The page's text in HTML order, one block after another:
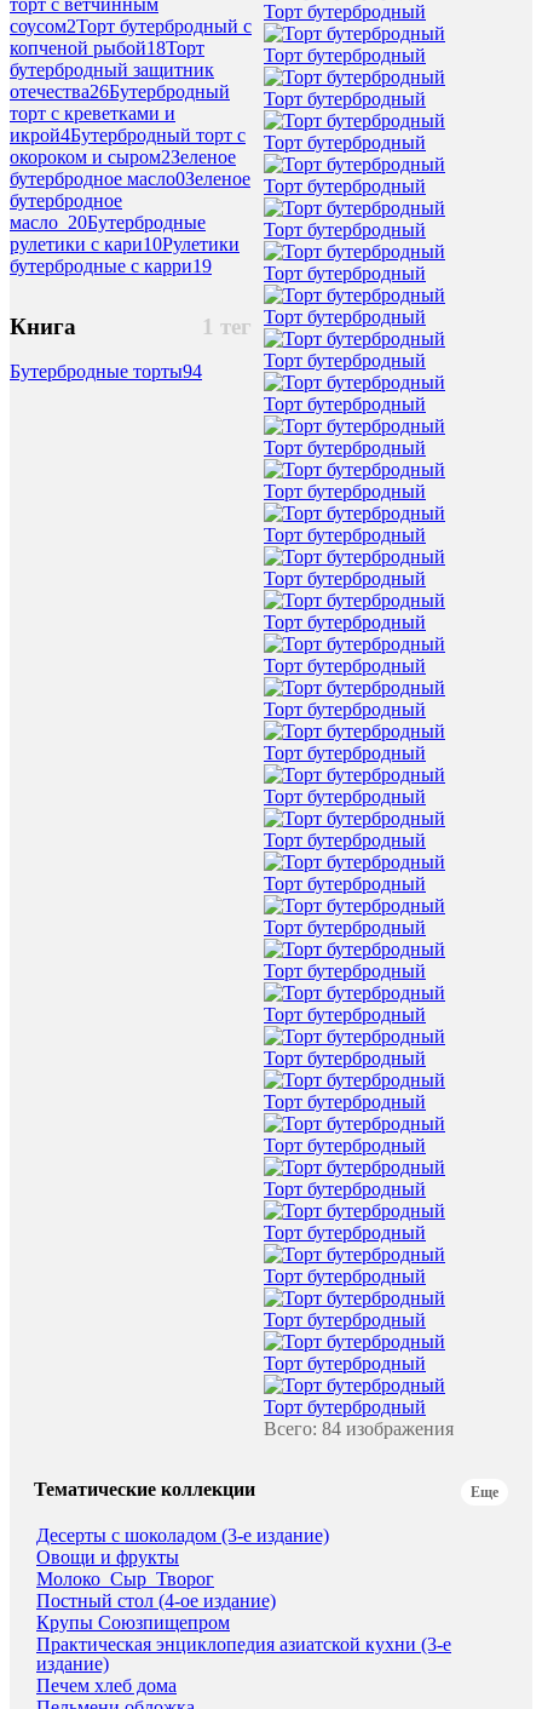
торт с ветчинным
соусом2Торт бутербродный с
копченой рыбой18Торт
бутербродный защитник
отечества26Бутербродный
торт с креветками и
икрой4Бутербродный торт с
окороком и сыром2Зеленое
бутербродное масло0Зеленое
бутербродное
масло_20Бутербродные
рулетики с кари10Рулетики
бутербродные с карри19
1 тег
Книга
Бутербродные торты94
Торт бутербродный
Торт бутербродный
Торт бутербродный
Торт бутербродный
Торт бутербродный
Торт бутербродный
Торт бутербродный
Торт бутербродный
Торт бутербродный
Торт бутербродный
Торт бутербродный
Торт бутербродный
Торт бутербродный
Торт бутербродный
Торт бутербродный
Торт бутербродный
Торт бутербродный
Торт бутербродный
Торт бутербродный
Торт бутербродный
Торт бутербродный
Торт бутербродный
Торт бутербродный
Торт бутербродный
Торт бутербродный
Торт бутербродный
Торт бутербродный
Торт бутербродный
Торт бутербродный
Торт бутербродный
Торт бутербродный
Торт бутербродный
Торт бутербродный
Всего: 84 изображения
Тематические коллекции Еще
Десерты с шоколадом (3-е издание)
Овощи и фрукты
Молоко_Сыр_Творог
Постный стол (4-ое издание)
Крупы Союзпищепром
Практическая энциклопедия азиатской кухни (3-е
издание)
Печем хлеб дома